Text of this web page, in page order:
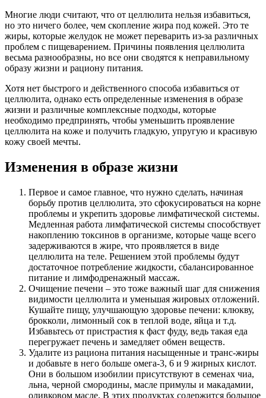
Многие люди считают, что от целлюлита нельзя избавиться,
но это ничего более, чем скопление жира под кожей. Это те
жиры, которые желудок не может переварить из-за различных
проблем с пищеварением. Причины появления целлюлита
весьма разнообразны, но все они сводятся к неправильному
образу жизни и рациону питания.
Хотя нет быстрого и действенного способа избавиться от
целлюлита, однако есть определенные изменения в образе
жизни и различные комплексные подходы, которые
необходимо предпринять, чтобы уменьшить проявление
целлюлита на коже и получить гладкую, упругую и красивую
кожу своей мечты.
Изменения в образе жизни
Первое и самое главное, что нужно сделать, начиная
борьбу против целлюлита, это сфокусироваться на корне
проблемы и укрепить здоровье лимфатической системы.
Медленная работа лимфатической системы способствует
накоплению токсинов в организме, которые чаще всего
задерживаются в жире, что проявляется в виде
целлюлита на теле. Решением этой проблемы будут
достаточное потребление жидкости, сбалансированное
питание и лимфодренажный массаж.
Очищение печени – это тоже важный шаг для снижения
видимости целлюлита и уменьшая жировых отложений.
Кушайте пищу, улучшающую здоровье печени: клюкву,
брокколи, лимонный сок в теплой воде, яйца и т.д.
Избавьтесь от пристрастия к фаст фуду, ведь такая еда
перегружает печень и замедляет обмен веществ.
Удалите из рациона питания насыщенные и транс-жиры
и добавьте в него больше омега-3, 6 и 9 жирных кислот.
Они в большом изобилии присутствуют в семенах чиа,
льна, черной смородины, масле примулы и макадамии,
оливковом масле. В этих продуктах содержится большое